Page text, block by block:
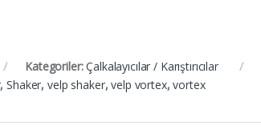
Kategoriler:Çalkalayıcılar / Karıştırıcılar
,Shaker,velp shaker,velp vortex,vortex